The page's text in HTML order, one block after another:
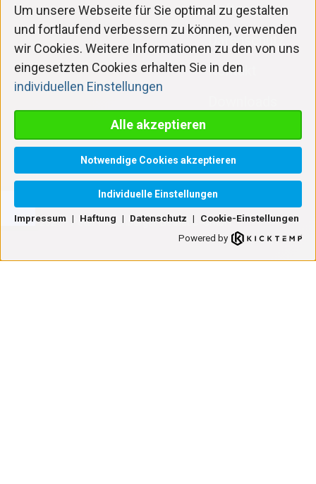
Haftung
Datenschutz
Kontakt
Einstellungen
© 2025 • Peter Kistenberger Betriebs-GmbH
Optionen
zu
navigieren.
ESC
lehnt
alle
Cookies
Um unsere Webseite für Sie optimal zu gestalten
und fortlaufend verbessern zu können, verwenden
wir Cookies. Weitere Informationen zu den von uns
eingesetzten Cookies erhalten Sie in den
individuellen Einstellungen
Alle akzeptieren
Notwendige Cookies akzeptieren
Individuelle Einstellungen
Impressum | Haftung | Datenschutz |
Cookie-Einstellungen
Powered by